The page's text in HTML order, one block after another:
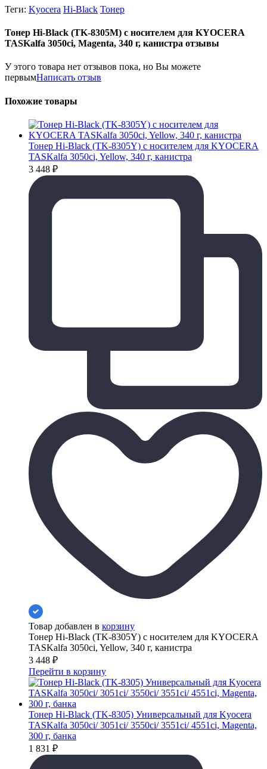
Теги: Kyocera Hi-Black Тонер
Тонер Hi-Black (TK-8305M) с носителем для KYOCERA
TASKalfa 3050ci, Magenta, 340 г, канистра отзывы
У этого товара нет отзывов пока, но Вы можете
первымНаписать отзыв
Похожие товары
Тонер Hi-Black (TK-8305Y) с носителем для KYOCERA
TASKalfa 3050ci, Yellow, 340 г, канистра
3 448 ₽
Товар добавлен в корзину
Тонер Hi-Black (TK-8305Y) с носителем для KYOCERA
TASKalfa 3050ci, Yellow, 340 г, канистра
3 448 ₽
Перейти в корзину
Тонер Hi-Black (TK-8305) Универсальный для Kyocera
TASKalfa 3050ci/ 3051ci/ 3550ci/ 3551ci/ 4551ci, Magenta,
300 г, банка
1 831 ₽